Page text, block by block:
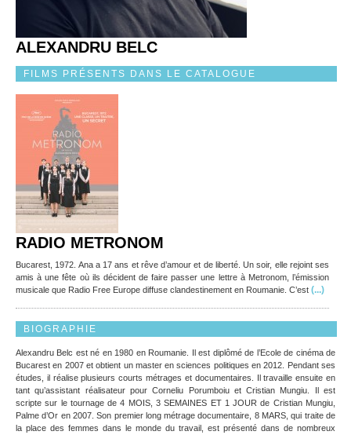
ALEXANDRU BELC
FILMS PRÉSENTS DANS LE CATALOGUE
RADIO METRONOM
Bucarest, 1972. Ana a 17 ans et rêve d’amour et de liberté. Un soir, elle rejoint ses
amis à une fête où ils décident de faire passer une lettre à Metronom, l’émission
musicale que Radio Free Europe diffuse clandestinement en Roumanie. C’est (...)
BIOGRAPHIE
Alexandru Belc est né en 1980 en Roumanie. Il est diplômé de l’Ecole de cinéma de
Bucarest en 2007 et obtient un master en sciences politiques en 2012. Pendant ses
études, il réalise plusieurs courts métrages et documentaires. Il travaille ensuite en
tant qu’assistant réalisateur pour Corneliu Porumboiu et Cristian Mungiu. Il est
scripte sur le tournage de 4 MOIS, 3 SEMAINES ET 1 JOUR de Cristian Mungiu,
Palme d’Or en 2007. Son premier long métrage documentaire, 8 MARS, qui traite de
la place des femmes dans le monde du travail, est présenté dans de nombreux